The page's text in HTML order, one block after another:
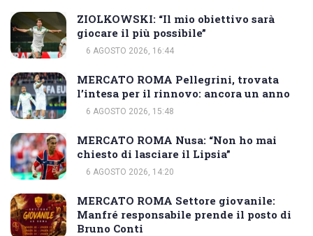
ZIOLKOWSKI: “Il mio obiettivo sarà
giocare il più possibile”
6 AGOSTO 2026, 16:44
MERCATO ROMA Pellegrini, trovata
l’intesa per il rinnovo: ancora un anno
6 AGOSTO 2026, 15:48
MERCATO ROMA Nusa: “Non ho mai
chiesto di lasciare il Lipsia”
6 AGOSTO 2026, 14:20
MERCATO ROMA Settore giovanile:
Manfré responsabile prende il posto di
Bruno Conti